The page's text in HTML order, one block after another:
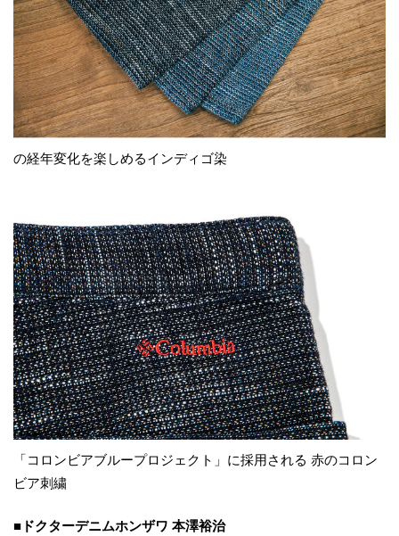
の経年変化を楽しめるインディゴ染
「コロンビアブループロジェクト」に採用される 赤のコロン
ビア刺繍
■ドクターデニムホンザワ 本澤裕治